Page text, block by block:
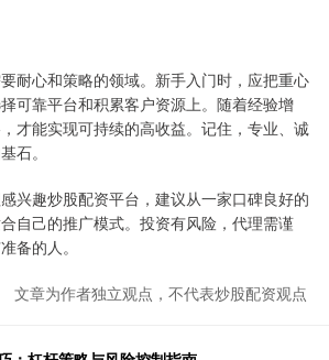
耐心和策略的领域。新手入门时，应把重心
可靠平台和积累客户资源上。随着经验增
才能实现可持续的高收益。记住，专业、诚
石。
兴趣炒股配资平台，建议从一家口碑良好的
自己的推广模式。投资有风险，代理需谨
备的人。
文章为作者独立观点，不代表炒股配资观点